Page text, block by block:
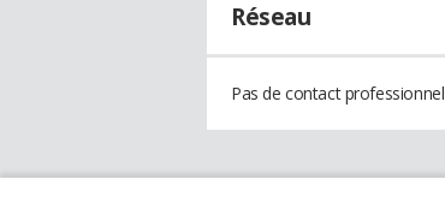
Réseau
Pas de contact professionnel